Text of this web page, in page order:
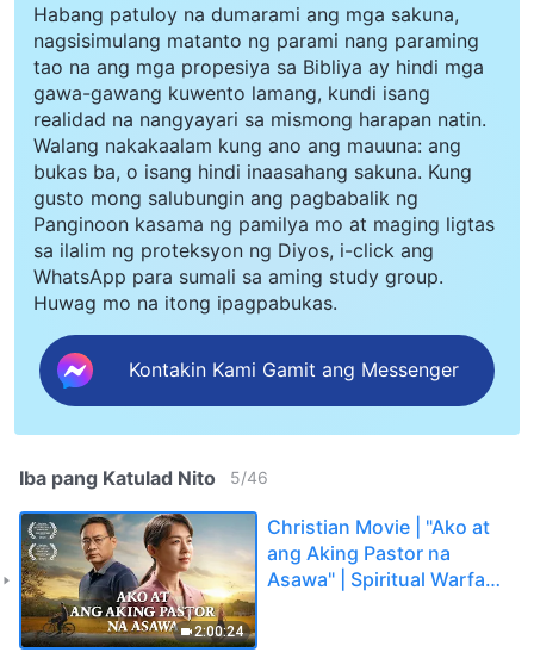
Habang patuloy na dumarami ang mga sakuna,
nagsisimulang matanto ng parami nang paraming
tao na ang mga propesiya sa Bibliya ay hindi mga
gawa-gawang kuwento lamang, kundi isang
realidad na nangyayari sa mismong harapan natin.
Walang nakakaalam kung ano ang mauuna: ang
bukas ba, o isang hindi inaasahang sakuna. Kung
gusto mong salubungin ang pagbabalik ng
Panginoon kasama ng pamilya mo at maging ligtas
sa ilalim ng proteksyon ng Diyos, i-click ang
WhatsApp para sumali sa aming study group.
Huwag mo na itong ipagpabukas.
Kontakin Kami Gamit ang Messenger
Iba pang Katulad Nito 5/46
2:00:24
Christian Movie | "Ako at
ang Aking Pastor na
Asawa" | Spiritual Warfare